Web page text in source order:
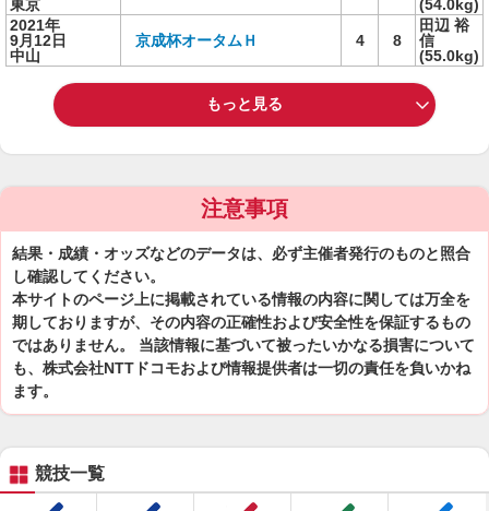
東京
(54.0kg)
2021年
9月12日
中山
京成杯オータムＨ 4 8
田辺 裕
信
(55.0kg)
もっと見る
注意事項
結果・成績・オッズなどのデータは、必ず主催者発行のものと照合
し確認してください。
本サイトのページ上に掲載されている情報の内容に関しては万全を
期しておりますが、その内容の正確性および安全性を保証するもの
ではありません。 当該情報に基づいて被ったいかなる損害について
も、株式会社NTTドコモおよび情報提供者は一切の責任を負いかね
ます。
競技一覧